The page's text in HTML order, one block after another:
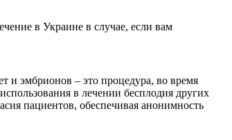
в Украине в случае, если вам
и эмбрионов – это процедура, во время
в лечении бесплодия других
пациентов, обеспечивая анонимность